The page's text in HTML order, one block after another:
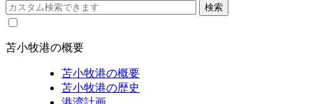
苫小牧港の概要
苫小牧港の概要
苫小牧港の歴史